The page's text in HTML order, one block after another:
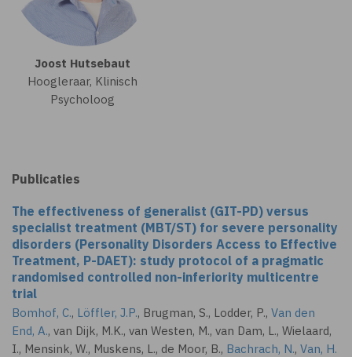
Joost Hutsebaut
Hoogleraar, Klinisch
Psycholoog
Publicaties
The effectiveness of generalist (GIT-PD) versus
specialist treatment (MBT/ST) for severe personality
disorders (Personality Disorders Access to Effective
Treatment, P-DAET): study protocol of a pragmatic
randomised controlled non-inferiority multicentre
trial
Bomhof, C., Löffler, J.P., Brugman, S., Lodder, P., Van den
End, A., van Dijk, M.K., van Westen, M., van Dam, L., Wielaard,
I., Mensink, W., Muskens, L., de Moor, B., Bachrach, N., Van, H.